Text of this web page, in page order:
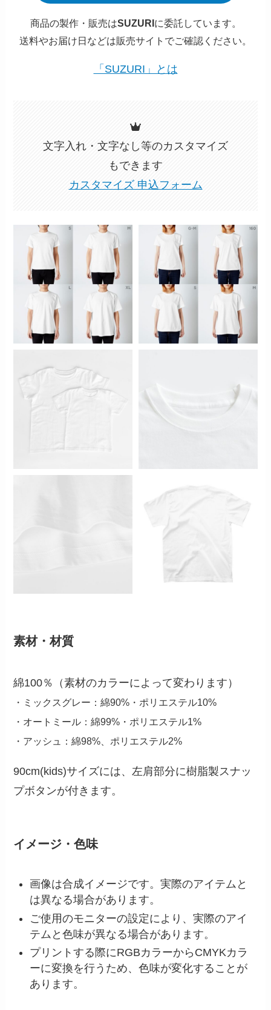
商品の製作・販売はSUZURIに委託しています。
送料やお届け日などは販売サイトでご確認ください。
「SUZURI」とは
文字入れ・文字なし等のカスタマイズ
もできます
カスタマイズ 申込フォーム
素材・材質
綿100％（素材のカラーによって変わります）
・ミックスグレー：綿90%・ポリエステル10%
・オートミール：綿99%・ポリエステル1%
・アッシュ：綿98%、ポリエステル2%
90cm(kids)サイズには、左肩部分に樹脂製スナッ
プボタンが付きます。
イメージ・色味
画像は合成イメージです。実際のアイテムと
は異なる場合があります。
ご使用のモニターの設定により、実際のアイ
テムと色味が異なる場合があります。
プリントする際にRGBカラーからCMYKカラ
ーに変換を行うため、色味が変化することが
あります。